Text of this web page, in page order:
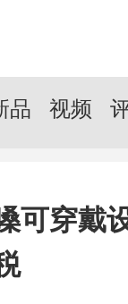
品 视频
可穿戴